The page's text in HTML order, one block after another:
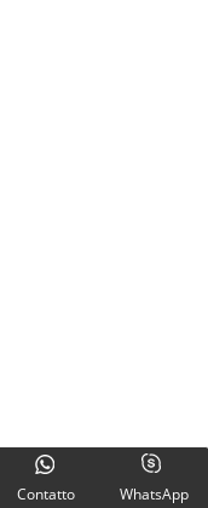
WhatsApp
Contatto